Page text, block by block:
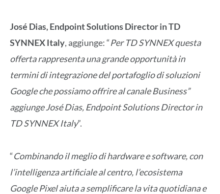
José Dias, Endpoint Solutions Director in TD
SYNNEX Italy, aggiunge: “Per TD SYNNEX questa
offerta rappresenta una grande opportunità in
termini di integrazione del portafoglio di soluzioni
Google che possiamo offrire al canale Business”
aggiunge José Dias, Endpoint Solutions Director in
TD SYNNEX Italy”.
“Combinando il meglio di hardware e software, con
l’intelligenza artificiale al centro, l’ecosistema
Google Pixel aiuta a semplificare la vita quotidiana e